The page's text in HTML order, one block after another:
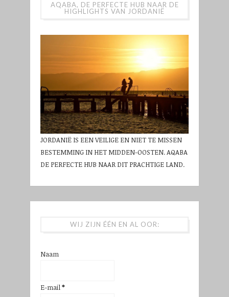
AQABA, DE PERFECTE HUB NAAR DE
HIGHLIGHTS VAN JORDANIË
JORDANIË IS EEN VEILIGE EN NIET TE MISSEN
BESTEMMING IN HET MIDDEN-OOSTEN. AQABA
DE PERFECTE HUB NAAR DIT PRACHTIGE LAND.
WIJ ZIJN ÉÉN EN AL OOR:
Naam
E-mail*